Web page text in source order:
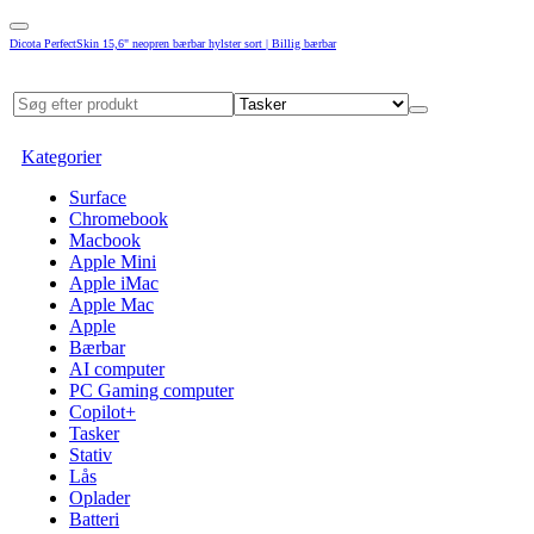
Dicota PerfectSkin 15,6" neopren bærbar hylster sort | Billig bærbar
Kategorier
Surface
Chromebook
Macbook
Apple Mini
Apple iMac
Apple Mac
Apple
Bærbar
AI computer
PC Gaming computer
Copilot+
Tasker
Stativ
Lås
Oplader
Batteri